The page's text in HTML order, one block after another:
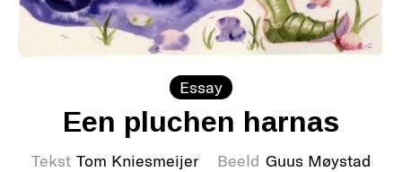
Essay
Een pluchen harnas
Tekst Tom Kniesmeijer Beeld Guus Møystad